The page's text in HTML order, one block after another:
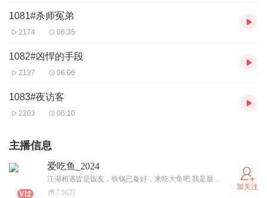
1081#杀师冤弟
2174 06:35
1082#凶悍的手段
2137 06:06
1083#夜访客
2203 06:10
主播信息
爱吃鱼_2024
江湖相遇皆是饭友，铁锅已备好，来吃大鱼吧 我是最爱铁锅炖大鱼的爱吃鱼！
7.56万
加关注